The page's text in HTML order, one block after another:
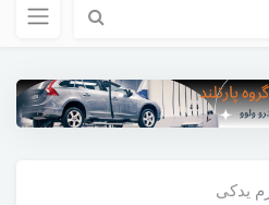
یدکی